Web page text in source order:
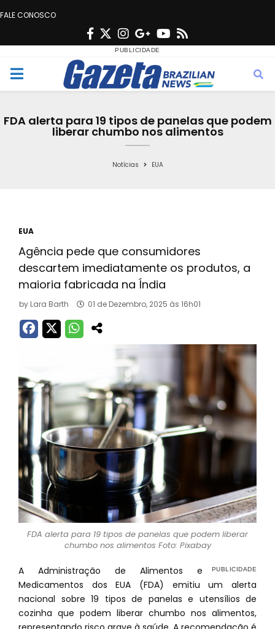
FALE CONOSCO
F
c
e
o
T
w
i
t
e
n
s
t
g
r
a
G
o
o
g
e
Y
u
t
b
s
M
FDA alerta para 19 tipos de panelas que podem
liberar chumbo nos alimentos
Notícias EUA
EUA
Agência pede que consumidores
descartem imediatamente os produtos, a
maioria fabricada na Índia
by Lara Barth 01 de Dezembro, 2025 às 16h01
FDA alerta para 19 tipos de panelas que podem liberar
chumbo nos alimentos Foto: Pixabay
A Administração de Alimentos e
Medicamentos dos EUA (FDA) emitiu um alerta
nacional sobre 19 tipos de panelas e utensílios de
cozinha que podem liberar chumbo nos alimentos,